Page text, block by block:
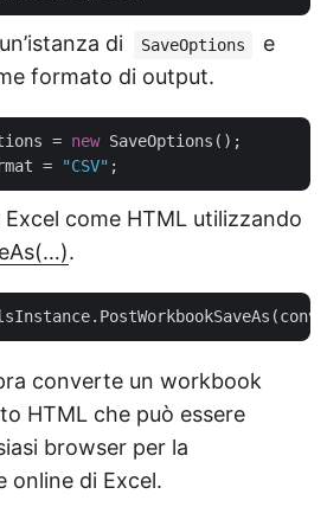
di SaveOptions
e
formato di output.
= new SaveOptions();
=
"CSV"
Excel come HTML utilizzando
.
converte un workbook
HTML che può essere
browser per la
online di Excel.